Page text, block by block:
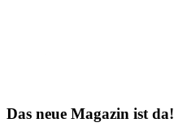
Das neue Magazin ist da!